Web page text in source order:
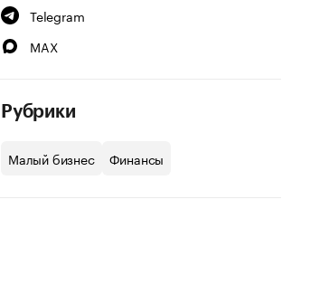
Telegram
MAX
Рубрики
Малый бизнес Финансы